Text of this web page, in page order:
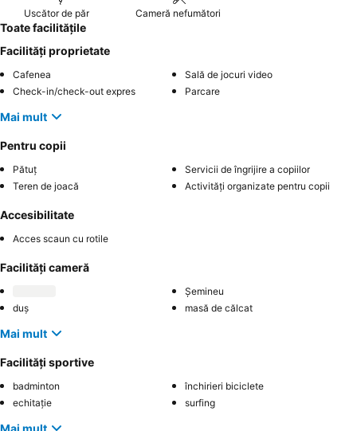
Uscător de păr Cameră nefumători
Toate facilitățile
Facilități proprietate
Cafenea
Sală de jocuri video
Check-in/check-out expres
Parcare
Mai mult
Pentru copii
Pătuț
Servicii de îngrijire a copiilor
Teren de joacă
Activități organizate pentru copii
Accesibilitate
Acces scaun cu rotile
Facilități cameră
Șemineu
duș
masă de călcat
Mai mult
Facilități sportive
badminton
închirieri biciclete
echitație
surfing
Mai mult